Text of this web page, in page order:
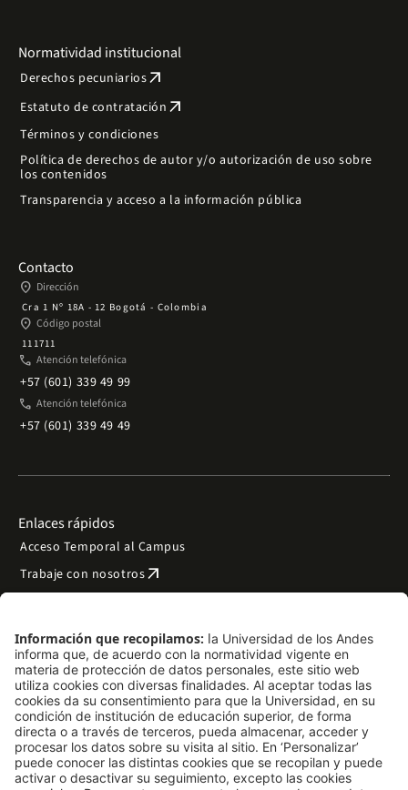
Normatividad institucional
Derechos pecuniariosarrow_outward
Estatuto de contratación arrow_outward
Términos y condiciones
Política de derechos de autor y/o autorización de uso sobre
los contenidos
Transparencia y acceso a la información pública
Contacto
place Dirección
Cra 1 Nº 18A - 12 Bogotá - Colombia
place Código postal
111711
phone Atención telefónica
+57 (601) 339 49 99
phone Atención telefónica
+57 (601) 339 49 49
Enlaces rápidos
Acceso Temporal al Campus
Trabaje con nosotrosarrow_outward
Preguntas frecuentes
Filantropía y donacionesarrow_outward
Mapa del sitio arrow_outward
Síguenos
LinkedIn